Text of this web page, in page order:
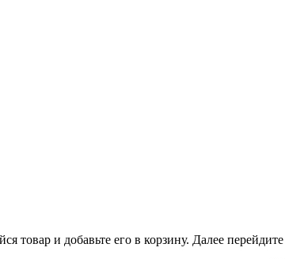
товар и добавьте его в корзину. Далее